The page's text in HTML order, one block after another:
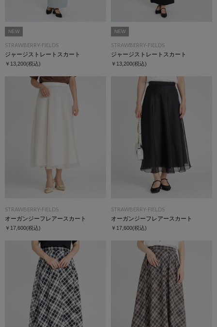
NEW
STRAWBERRY-FIELDS
ジャージストレートスカート
￥13,200(税込)
NEW
STRAWBERRY-FIELDS
ジャージストレートスカート
￥13,200(税込)
STRAWBERRY-FIELDS
オーガンジーフレアースカート
￥17,600(税込)
STRAWBERRY-FIELDS
オーガンジーフレアースカート
￥17,600(税込)